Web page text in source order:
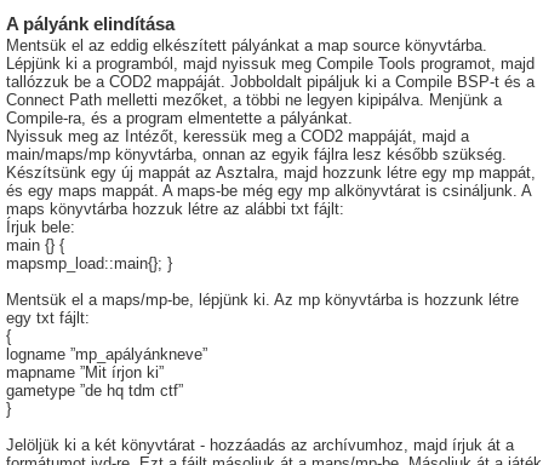
A pályánk elindítása
Mentsük el az eddig elkészített pályánkat a map source könyvtárba.
Lépjünk ki a programból, majd nyissuk meg Compile Tools programot, majd
tallózzuk be a COD2 mappáját. Jobboldalt pipáljuk ki a Compile BSP-t és a
Connect Path melletti mezőket, a többi ne legyen kipipálva. Menjünk a
Compile-ra, és a program elmentette a pályánkat.
Nyissuk meg az Intézőt, keressük meg a COD2 mappáját, majd a
main/maps/mp könyvtárba, onnan az egyik fájlra lesz később szükség.
Készítsünk egy új mappát az Asztalra, majd hozzunk létre egy mp mappát,
és egy maps mappát. A maps-be még egy mp alkönyvtárat is csináljunk. A
maps könyvtárba hozzuk létre az alábbi txt fájlt:
Írjuk bele:
main {} {
mapsmp_load::main{}; }
Mentsük el a maps/mp-be, lépjünk ki. Az mp könyvtárba is hozzunk létre
egy txt fájlt:
{
logname ”mp_apályánkneve”
mapname ”Mit írjon ki”
gametype ”de hq tdm ctf”
}
Jelöljük ki a két könyvtárat - hozzáadás az archívumhoz, majd írjuk át a